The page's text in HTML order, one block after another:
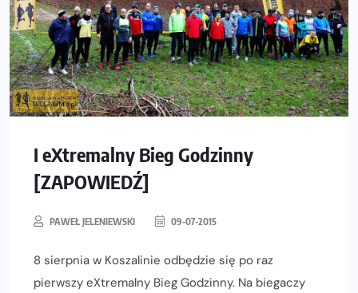
I eXtremalny Bieg Godzinny
[ZAPOWIEDŹ]
PAWEŁ JELENIEWSKI 09-07-2015
8 sierpnia w Koszalinie odbędzie się po raz
pierwszy eXtremalny Bieg Godzinny. Na biegaczy